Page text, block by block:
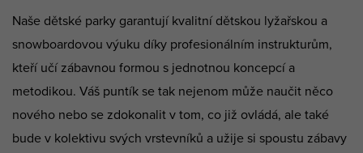
Naše dětské parky garantují kvalitní dětskou lyžařskou a
snowboardovou výuku díky profesionálním instrukturům,
kteří učí zábavnou formou s jednotnou koncepcí a
metodikou. Váš puntík se tak nejenom může naučit něco
nového nebo se zdokonalit v tom, co již ovládá, ale také
bude v kolektivu svých vrstevníků a užije si spoustu zábavy